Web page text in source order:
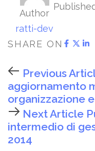
Author
ratti-dev
SHARE ON
Previous
aggiornamento
organizzazione
Next Article
intermedio di
2014